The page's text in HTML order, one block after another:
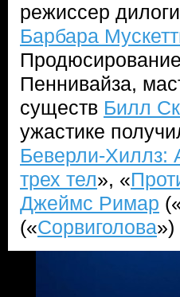
режиссер
Барбара
Пеннивайза,
существ Билл
ужастике
Беверли-Хиллз:
трех тел», «
Джеймс Римар
(«Сорвиголова»)